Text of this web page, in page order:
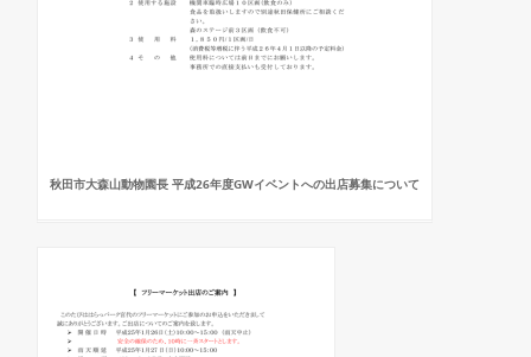
秋田市大森山動物園長 平成26年度GWイベントへの出店募集について